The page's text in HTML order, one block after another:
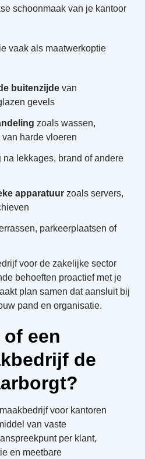
schoonmaak van je kantoor
vaak als maatwerkoptie
buitenzijde van
gevels
zoals wassen,
harde vloeren
na lekkages, brand of andere
apparatuur zoals servers,
parkeerplaatsen of
voor de zakelijke sector
behoeften proactief met je
plan samen dat aansluit bij
pand en organisatie.
of een
de
voor kantoren
van vaste
per klant,
en meetbare